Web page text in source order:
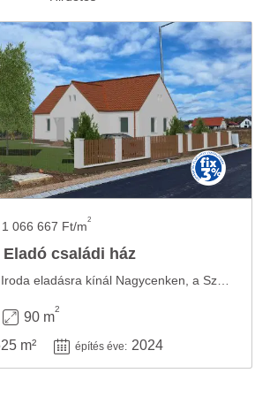
1 066 667 Ft/m2
családi ház
90 m
2
m² építés éve: 2024